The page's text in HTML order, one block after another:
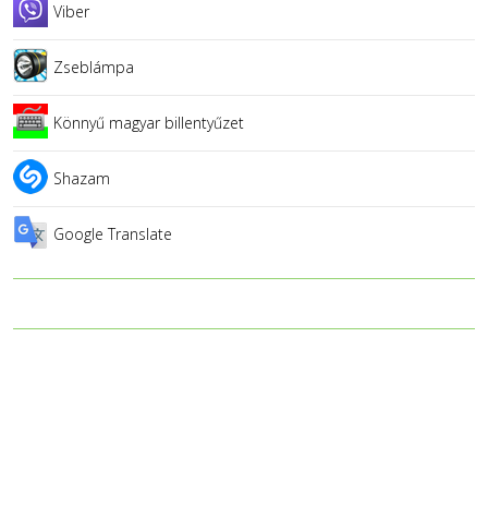
Viber
Zseblámpa
Könnyű magyar billentyűzet
Shazam
Google Translate